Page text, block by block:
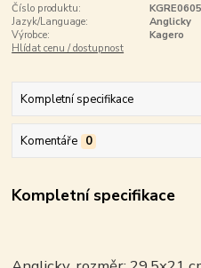
Číslo produktu:
Jazyk/Language:
Anglicky
Výrobce:
Kagero
Hlídat cenu / dostupnost
Kompletní specifikace
Komentáře 0
Kompletní specifikace